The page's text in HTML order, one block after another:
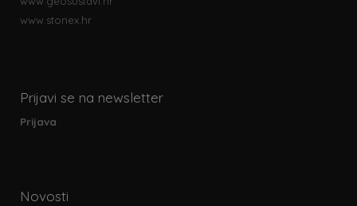
www.stonex.hr
Prijavi se na newsletter
Prijava
Novosti